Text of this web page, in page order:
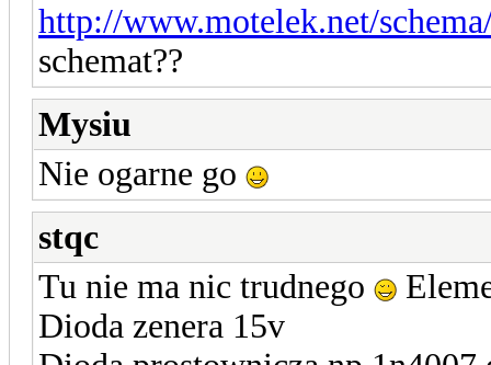
http://www.motelek.net/
schemat??
Mysiu
Nie ogarne go
stqc
Tu nie ma nic trudnego
Dioda zenera 15v